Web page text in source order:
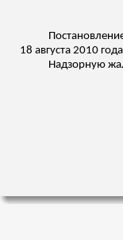
18 августа 2010
Надзорную